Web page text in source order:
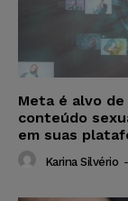
Meta é alvo
conteúdo
em suas
Karina Silvério -